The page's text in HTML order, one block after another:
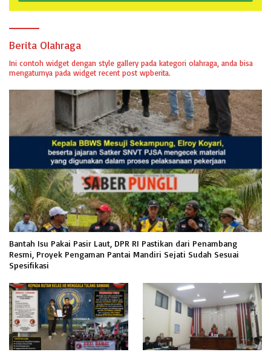
Berita Olahraga
Ini contoh widget dengan style gallery pada kategori olahraga, anda bisa
mengaturnya pada widget recent post wpberita.
Bantah Isu Pakai Pasir Laut, DPR RI Pastikan dari Penambang
Resmi, Proyek Pengaman Pantai Mandiri Sejati Sudah Sesuai
Spesifikasi